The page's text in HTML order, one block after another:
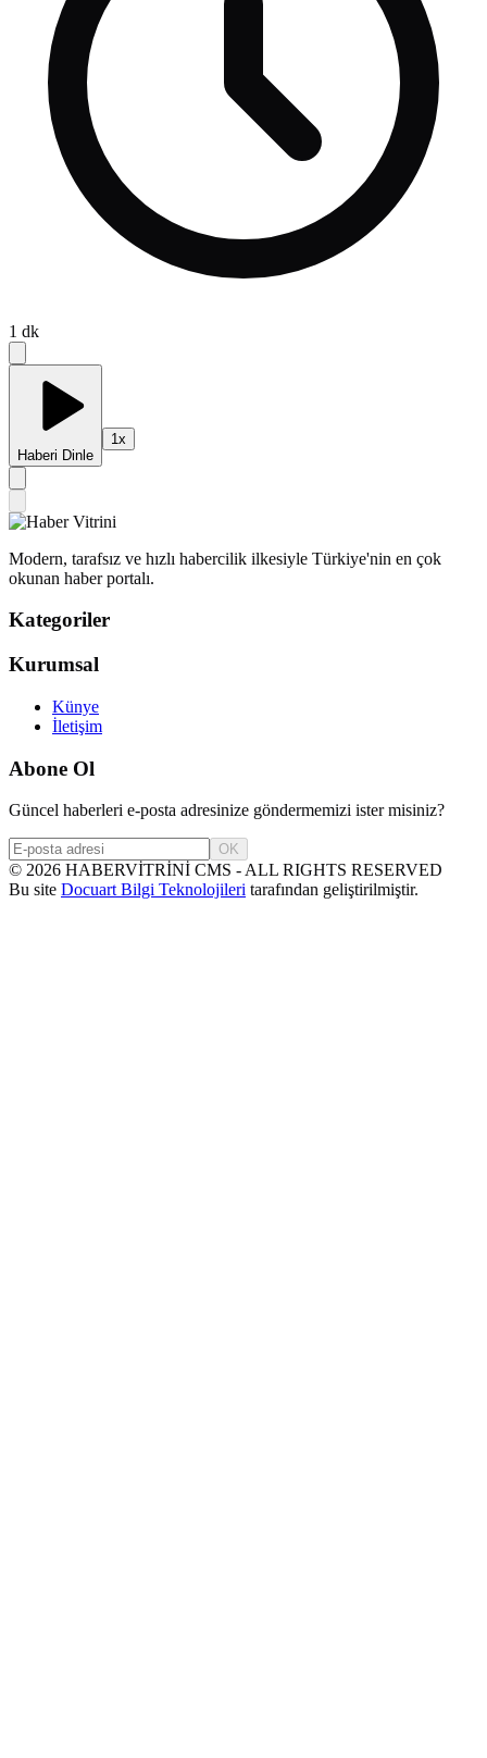
1 dk
Haberi Dinle
1 x
Modern, tarafsız ve hızlı habercilik ilkesiyle Türkiye'nin en çok
okunan haber portalı.
Kategoriler
Kurumsal
Künye
İletişim
Abone Ol
Güncel haberleri e-posta adresinize göndermemizi ister misiniz?
OK
© 2026 HABERVİTRİNİ CMS - ALL RIGHTS RESERVED
Bu site Docuart Bilgi Teknolojileri tarafından geliştirilmiştir.